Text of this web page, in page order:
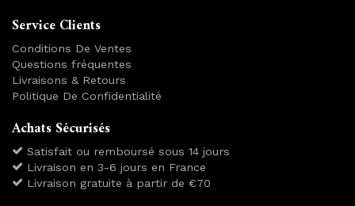
Service Clients
Conditions De Ventes
Questions fréquentes
Livraisons & Retours
Politique De Confidentialité
Achats Sécurisés
Satisfait ou remboursé sous 14 jours
Livraison en 3-6 jours en France
Livraison gratuite à partir de €70